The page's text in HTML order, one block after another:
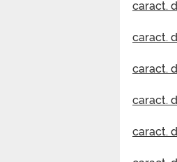
caract.
caract.
caract.
caract.
caract.